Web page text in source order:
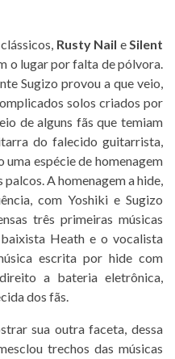
Rusty Nail eSilent
o lugar por falta de pólvora.
Sugizo provou a que veio,
solos criados por
de alguns fãs que temiam
do falecido guitarrista,
espécie de homenagem
A homenagem a hide,
com Yoshiki e Sugizo
três primeiras músicas
Heath e o vocalista
escrita por hide com
a bateria eletrônica,
dos fãs.
sua outra faceta, dessa
trechos das músicas